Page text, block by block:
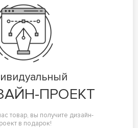
ПРОЕКТ
товар, вы получите дизайн-
в подарок!